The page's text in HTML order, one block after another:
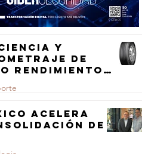
y
de
rendimiento
de
acelera
de